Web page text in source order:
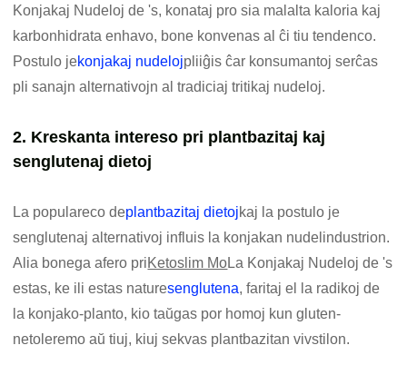
Konjakaj Nudeloj de 's, konataj pro sia malalta kaloria kaj
karbonhidrata enhavo, bone konvenas al ĉi tiu tendenco.
Postulo jekonjakaj nudelojpliiĝis ĉar konsumantoj serĉas
pli sanajn alternativojn al tradiciaj tritikaj nudeloj.
2. Kreskanta intereso pri plantbazitaj kaj
senglutenaj dietoj
La populareco deplantbazitaj dietojkaj la postulo je
senglutenaj alternativoj influis la konjakan nudelindustrion.
Alia bonega afero priKetoslim MoLa Konjakaj Nudeloj de 's
estas, ke ili estas naturesenglutena, faritaj el la radikoj de
la konjako-planto, kio taŭgas por homoj kun gluten-
netoleremo aŭ tiuj, kiuj sekvas plantbazitan vivstilon.